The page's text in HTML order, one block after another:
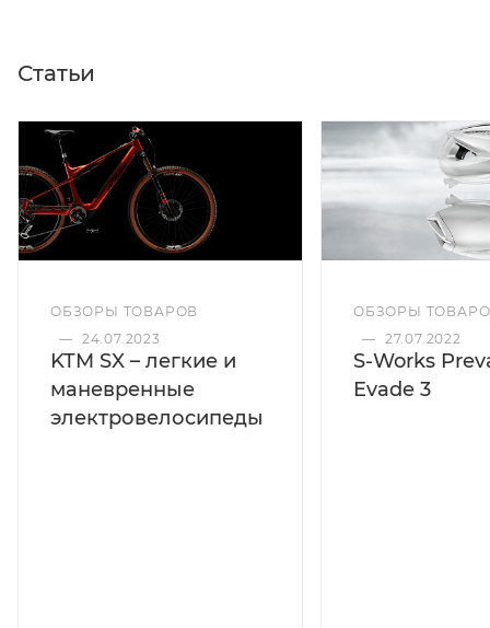
Статьи
ОБЗОРЫ ТОВАРОВ
— 24.07.2023
KTM SX – легкие и
маневренные
электровелосипеды
ОБЗОРЫ
— 27.07.2022
S-Works
Evade 3